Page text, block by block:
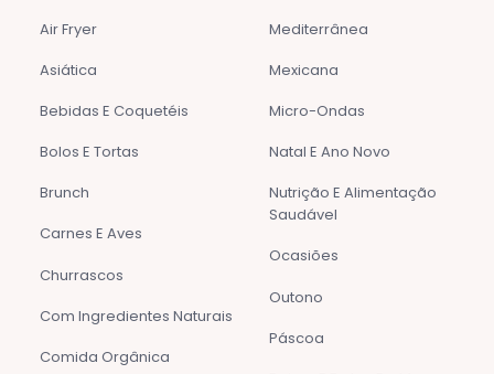
Air Fryer
Asiática
Bebidas E Coquetéis
Bolos E Tortas
Brunch
Carnes E Aves
Churrascos
Com Ingredientes Naturais
Comida Orgânica
Mediterrânea
Mexicana
Micro-Ondas
Natal E Ano Novo
Nutrição E Alimentação
Saudável
Ocasiões
Outono
Páscoa